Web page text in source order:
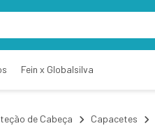
Fein x Globalsilva
de Cabeça Capacetes